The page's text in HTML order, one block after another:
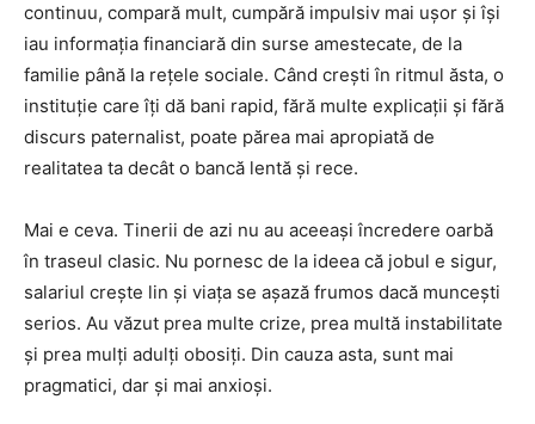
continuu, compară mult, cumpără impulsiv mai ușor și își
iau informația financiară din surse amestecate, de la
familie până la rețele sociale. Când crești în ritmul ăsta, o
instituție care îți dă bani rapid, fără multe explicații și fără
discurs paternalist, poate părea mai apropiată de
realitatea ta decât o bancă lentă și rece.
Mai e ceva. Tinerii de azi nu au aceeași încredere oarbă
în traseul clasic. Nu pornesc de la ideea că jobul e sigur,
salariul crește lin și viața se așază frumos dacă muncești
serios. Au văzut prea multe crize, prea multă instabilitate
și prea mulți adulți obosiți. Din cauza asta, sunt mai
pragmatici, dar și mai anxioși.